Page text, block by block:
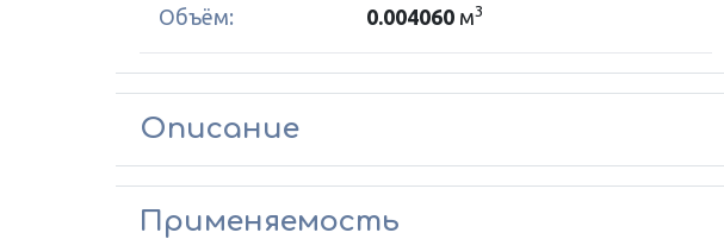
Объём: 0.004060 м3
Описание
Применяемость